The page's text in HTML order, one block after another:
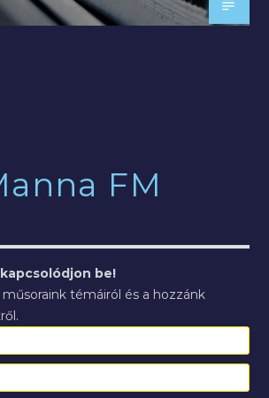
FM
be!
témáiról és a hozzánk